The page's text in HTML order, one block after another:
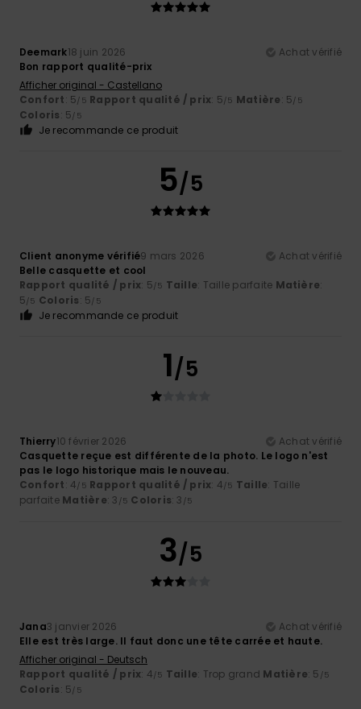
Deemark18 juin 2026
Achat vérifié
Bon rapport qualité-prix
Afficher original - Castellano
Confort: 5/5 Rapport qualité / prix: 5/5 Matière: 5/5
Coloris: 5/5
Je recommande ce produit
5/5
Client anonyme vérifié9 mars 2026
Achat vérifié
Belle casquette et cool
Rapport qualité / prix: 5/5 Taille: Taille parfaite Matière:
5/5 Coloris: 5/5
Je recommande ce produit
1/5
Thierry10 février 2026
Achat vérifié
Casquette reçue est différente de la photo. Le logo n'est
pas le logo historique mais le nouveau.
Confort: 4/5 Rapport qualité / prix: 4/5 Taille: Taille
parfaite Matière: 3 /5 Coloris: 3 /5
3/5
Jana3 janvier 2026
Achat vérifié
Elle est très large. Il faut donc une tête carrée et haute.
Afficher original - Deutsch
Rapport qualité / prix: 4/5 Taille: Trop grand Matière: 5 /5
Coloris: 5/5